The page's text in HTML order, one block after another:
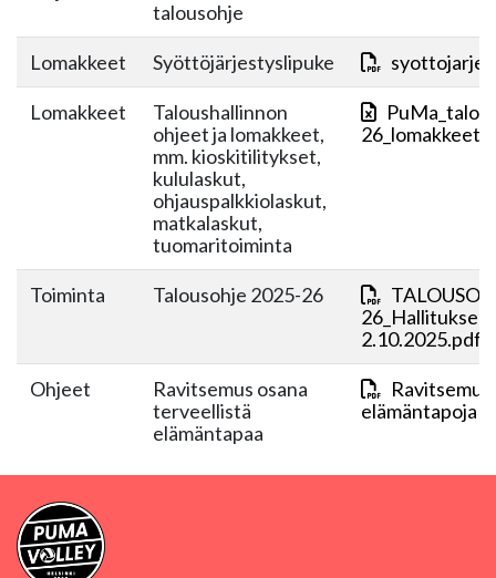
talousohje
Lomakkeet Syöttöjärjestyslipuke
Lomakkeet
Taloushallinnon
ohjeet ja lomakkeet,
mm. kioskitilitykset,
kululaskut,
ohjauspalkkiolaskut,
matkalaskut,
tuomaritoiminta
Toiminta Talousohje 2025-26
26_Hallituksen
2.10.2025.pdf
Ohjeet
Ravitsemus osana
terveellistä
elämäntapaa
elämäntapoja